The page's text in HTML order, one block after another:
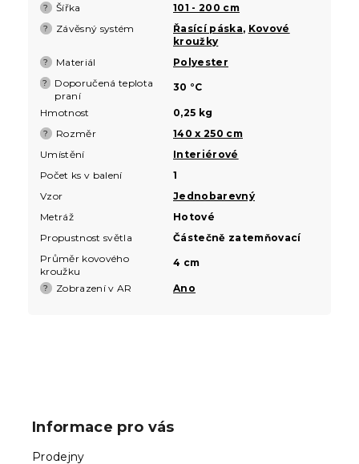
? Šířka 101 - 200 cm
? Závěsný systém Řasící páska, Kovové
kroužky
? Materiál Polyester
?
Doporučená teplota
praní
30 °C
Hmotnost 0,25 kg
? Rozměr
140 x 250 cm
Umístění
Interiérové
Počet ks v balení
1
Vzor
Jednobarevný
Metráž
Hotové
Propustnost světla
Částečně zatemňovací
Průměr kovového
kroužku
4 cm
? Zobrazení v AR Ano
Informace pro vás
Prodejny